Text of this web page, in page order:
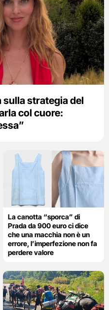
sulla strategia del
col cuore:
La canotta “sporca” di
Prada da 900 euro ci dice
che una macchia non è un
errore, l’imperfezione non fa
perdere valore